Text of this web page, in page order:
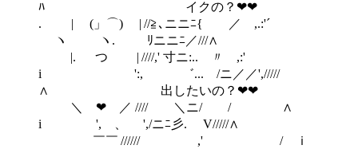
ﾊ イクの？❤❤
. | (」⌒) | //≧､ニニﾆ{ ／ ,.:'´
ヽ ヽ. ﾘニニﾆ／///∧
|. つ | ////,' 寸ニ:.. 〃 ,:'
i ':, ゛... /ニ／／',/////
∧ 出したいの？❤❤
＼ ❤ ／ //// ＼ニ/ / ∧
i ', 、 ',/ニﾆ彡. V/////∧
￣￣ ////// ,' / ｉ